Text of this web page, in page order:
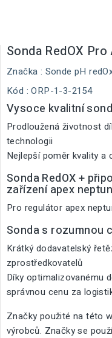
Sonda RedOX
Značka : Sonde pH
Kód : ORP-1-3-2154
Vysoce kvalitní
Prodloužená životnost
technologii
Nejlepší poměr kvality a
Sonda RedOX +
zařízení apex
Pro regulátor apex
Sonda s rozumnou
Krátký dodavatelský
zprostředkovatelů
Díky optimalizovanému
správnou cenu za
Značky použité na této
výrobců. Značky se